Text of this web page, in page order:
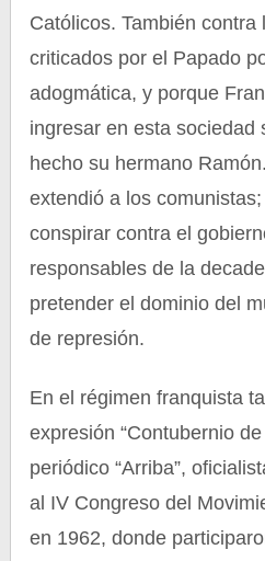
Católicos. También contra
criticados por el Papado
adogmática, y porque
ingresar en esta sociedad
hecho su hermano
extendió a los
conspirar contra el
responsables de la
pretender el dominio del
de represión.
En el régimen franquista
expresión “Contubernio
periódico “Arriba”,
al IV Congreso del
en 1962, donde